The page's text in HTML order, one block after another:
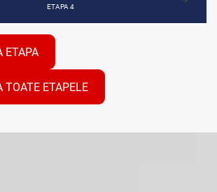
ETAPA 4
ETAPA
TOATE ETAPELE